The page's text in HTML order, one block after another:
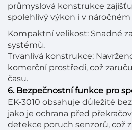
průmyslová konstrukce
spolehlivý výkon i v
Kompaktní velikost: Snadné
systémů.
Trvanlivá konstrukce:
komerční prostředí, což
času.
6. Bezpečnostní funkce pro
EK-3010 obsahuje důležité
jako je ochrana před
detekce poruch senzorů, což